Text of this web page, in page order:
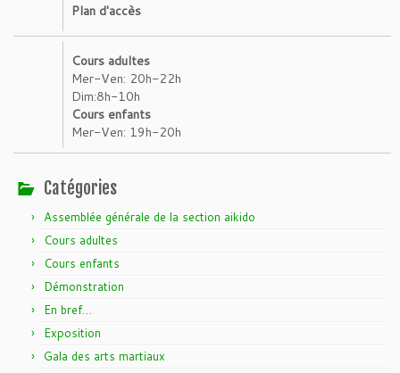
Plan d'accès
Cours adultes
Mer-Ven: 20h-22h
Dim:8h-10h
Cours enfants
Mer-Ven: 19h-20h
Catégories
Assemblée générale de la section aikido
Cours adultes
Cours enfants
Démonstration
En bref…
Exposition
Gala des arts martiaux